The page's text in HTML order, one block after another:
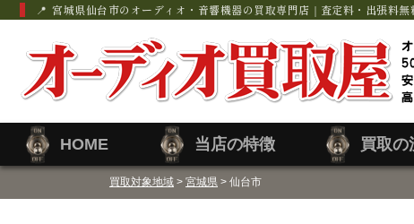
宮城県仙台市のオーディオ・音響機器の買取専門店｜査定料・出張料
HOME 当店の特徴 買取の
買取対象地域 > 宮城県 > 仙台市